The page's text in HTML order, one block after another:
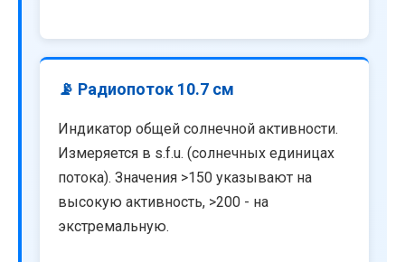
📡 Радиопоток 10.7 см
Индикатор общей солнечной активности.
Измеряется в s.f.u. (солнечных единицах
потока). Значения >150 указывают на
высокую активность, >200 - на
экстремальную.